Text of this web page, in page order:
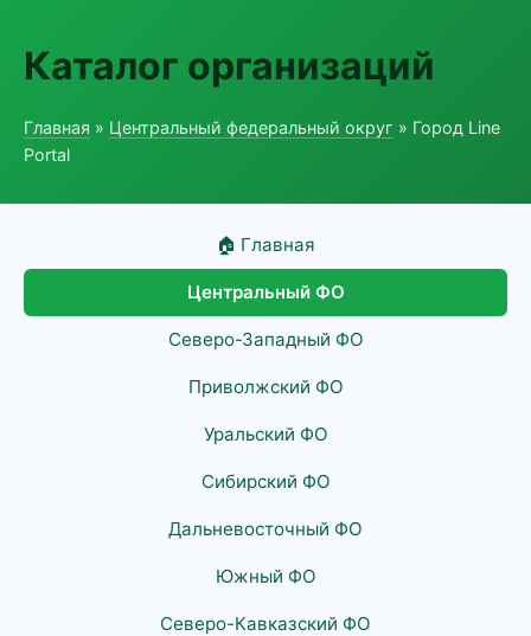
Каталог организаций
Главная » Центральный федеральный округ » Город Line
Portal
🏠 Главная
Центральный ФО
Северо-Западный ФО
Приволжский ФО
Уральский ФО
Сибирский ФО
Дальневосточный ФО
Южный ФО
Северо-Кавказский ФО